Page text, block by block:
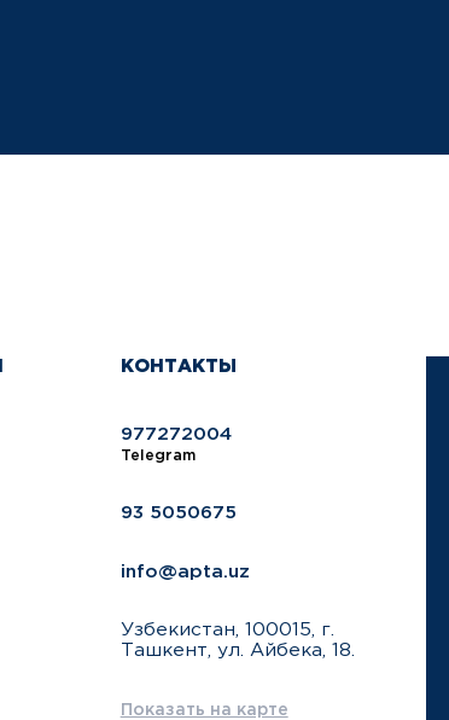
КОНТАКТЫ
977272004
Telegram
93 5050675
info@apta.uz
Узбекистан, 100015, г.
Ташкент, ул. Айбека, 18.
Показать на карте